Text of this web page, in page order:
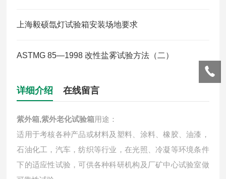
上海毅硕氙灯试验箱安装场地要求
ASTMG 85—1998 改性盐雾试验方法（二）
详细介绍 在线留言
紫外箱,紫外老化试验箱用途：
适用于考核各种产品或材料及塑料、涂料、橡胶、油漆，
石油化工，汽车，纺织等行业，在光照、冷凝等环境条件
下的适应性试验，可供各种科研机构及厂矿中心试验室做